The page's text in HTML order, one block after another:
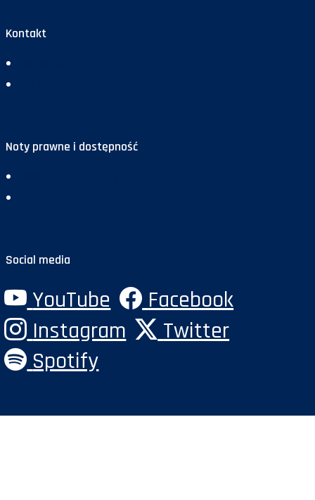
Kontakt
Noty prawne i dostępność
Social media
YouTube
Facebook
Instagram
Twitter
Spotify